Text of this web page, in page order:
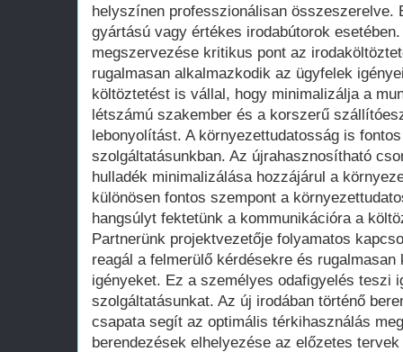
helyszínen professzionálisan összeszerelve.
gyártású vagy értékes irodabútorok
megszervezése kritikus pont az
rugalmasan alkalmazkodik az ügyfelek
költöztetést is vállal, hogy minimalizálja a
létszámú szakember és a korszerű
lebonyolítást. A környezettudatosság is
szolgáltatásunkban. Az újrahasznosítható
hulladék minimalizálása hozzájárul a
különösen fontos szempont a
hangsúlyt fektetünk a kommunikációra a
Partnerünk projektvezetője folyamatos
reagál a felmerülő kérdésekre és
igényeket. Ez a személyes odafigyelés teszi
szolgáltatásunkat. Az új irodában történő
csapata segít az optimális térkihasználás
berendezések elhelyezése az előzetes